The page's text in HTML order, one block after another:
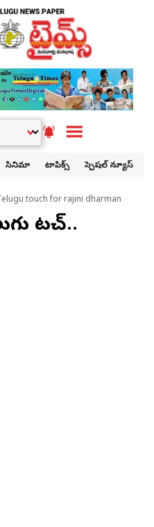
సినిమా టాపిక్స్ స్పెషల్ న్యూస్
touch for rajini dharman
టచ్..